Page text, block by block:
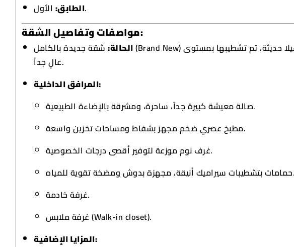
الطابق:الأول.
مواصفات وتفاصيل الشقة:
الحالة: شقة جديدة بالكامل (Brand New) في فيلا حديثة، تم تشطيبها بمستوى
عالٍ جداً.
المرافق الداخلية:
صالة معيشة كبيرة جداً، ساحرة، ومشرقة بالإضاءة الطبيعية.
مطبخ عصري ضخم مجهز بشفاط ومساحات تخزين واسعة.
غرف نوم موزعة لتوفير أقصى درجات الخصوصية.
حمامات بتشطيبات سيراميك أنيقة، مجهزة بدوش ومضخة تقوية للمياه.
غرفة خادمة.
غرفة ملابس (Walk-in closet).
المزايا الإضافية: